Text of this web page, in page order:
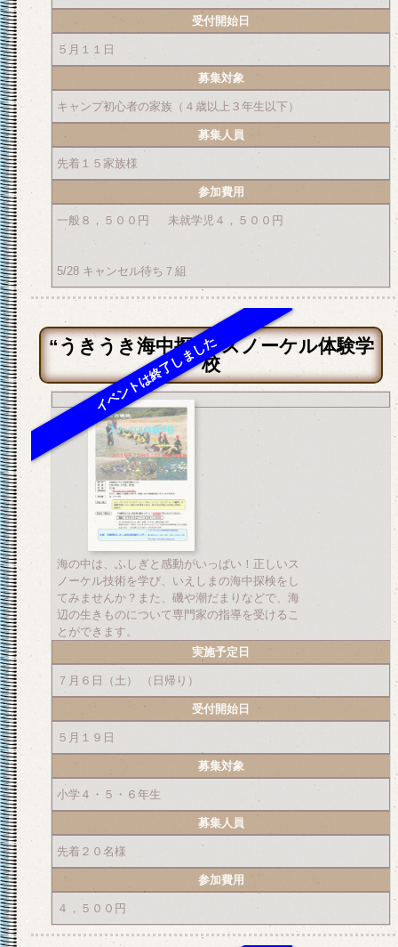
受付開始日
５月１１日
募集対象
キャンプ初心者の家族（４歳以上３年生以下）
募集人員
先着１５家族様
参加費用
一般８，５００円 未就学児４，５００円
5/28 キャンセル待ち７組
“うきうき海中探検”スノーケル体験学
校
海の中は、ふしぎと感動がいっぱい！正しいス
ノーケル技術を学び、いえしまの海中探検をし
てみませんか？また、磯や潮だまりなどで、海
辺の生きものについて専門家の指導を受けるこ
とができます。
実施予定日
７月６日（土） （日帰り）
受付開始日
５月１９日
募集対象
小学４・５・６年生
募集人員
先着２０名様
参加費用
４，５００円